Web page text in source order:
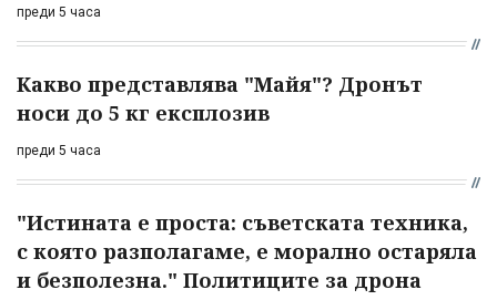
преди 5 часа
Какво представлява "Майя"? Дронът
носи до 5 кг експлозив
преди 5 часа
"Истината е проста: съветската техника,
с която разполагаме, е морално остаряла
и безполезна." Политиците за дрона